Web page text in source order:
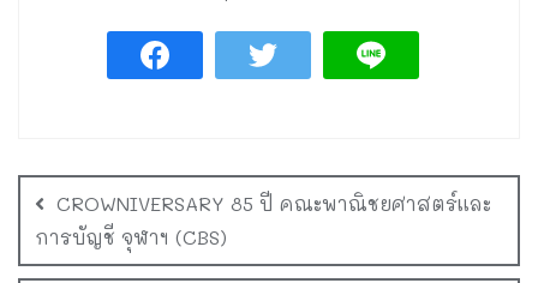
CROWNIVERSARY 85 ปี คณะพาณิชยศาสตร์และ
การบัญชี จุฬาฯ (CBS)